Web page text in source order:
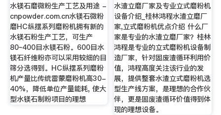
水镁石磨微粉生产工艺及用途 -
cnpowder.com.cn水镁石微粉
磨HC纵摆系列磨粉机拥有新的
水镁石粉生产工艺，可生产
80~400目水镁石粉。600目水
镁石纤维粉亦可以采用较细的目
筛分选得到。HC纵摆系列磨粉
机产量比传统雷蒙磨粉机高30-
40%，降低单位产量能耗, 使大
型水镁石制粉项目的理想
水渣立磨厂家及专业立式磨粉机
设备介绍_桂林鸿程水渣立磨厂
家,立式磨粉机优点介绍 什么厂
家是专业的水渣立磨厂家？桂林
鸿程是专业的立式磨粉机设备制
造厂家，针对固废渣循环利用价
值，鸿程高度关注该行业的发
展，提供整套水渣立式磨粉机选
型生产线方案，是理想的合作伙
伴，更是固废渣循环价值得到体
现的理想设备。